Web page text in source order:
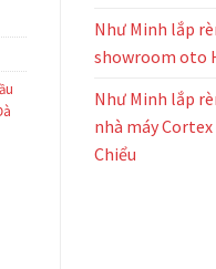
Như Minh lắp
showroom oto
Như Minh lắp
nhà máy Cortex
Chiểu